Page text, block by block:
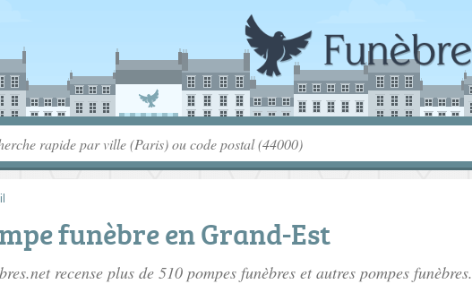
funèbre en Grand-Est
recense plus de 510 pompes funèbres et autres pompes funèbres.